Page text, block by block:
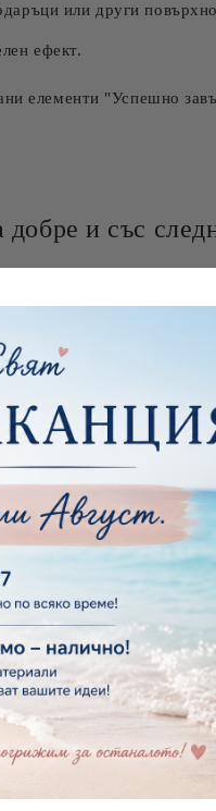
или други
ефект.
елементи "Успешно
и със
КНИГА
€1.85